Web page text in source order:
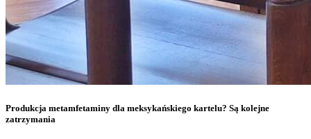
Produkcja metamfetaminy dla meksykańskiego kartelu? Są kolejne
zatrzymania